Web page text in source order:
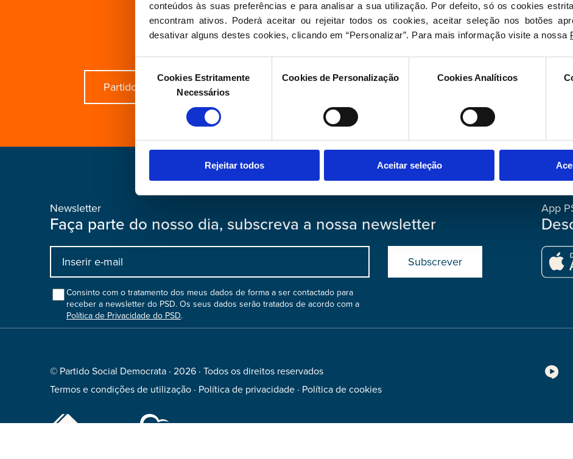
conteúdos às suas preferências e para analisar a sua utilização. Por defeito, só os cookies
encontram ativos. Poderá aceitar ou rejeitar todos os cookies, aceitar seleção nos botões
desativar alguns destes cookies, clicando em “Personalizar”. Para mais informação visite a nossa
consentimento
Cookies Estritamente
Necessários
Cookies de Personalização Cookies Analíticos
Rejeitar todos Aceitar seleção
Está à procura de algo
Partido Grupo Parlamentar Povo Livre
Newsletter
Faça parte do nosso dia, subscreva a nossa newsletter
Input
bootstrap
colConsinto com o tratamento dos meus dados de forma a ser contactado para
receber a newsletter do PSD. Os seus dados serão tratados de acordo com a
Política de Privacidade do PSD.
Submit
boostrap
App
© Partido Social Democrata · 2026 · Todos os direitos reservados
Termos e condições de utilização · Política de privacidade · Política de cookies